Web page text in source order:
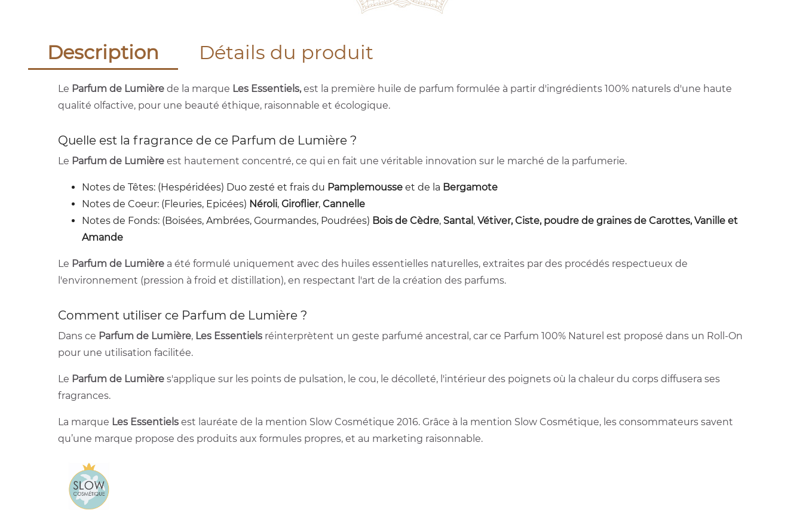
Description Détails du produit
Le Parfum de Lumière de la marque Les Essentiels,est la première huile de parfum formulée à partir d'ingrédients 100% naturels d'une haute
qualité olfactive, pour une beauté éthique, raisonnable et écologique.
Quelle est la fragrance de ce Parfum de Lumière ?
Le Parfum de Lumière est hautement concentré, ce qui en fait une véritable innovation sur le marché de la parfumerie.
Notes de Têtes: (Hespéridées) Duo zesté et frais du Pamplemousse et de la Bergamote
Notes de Coeur: (Fleuries, Epicées) Néroli, Giroflier, Cannelle
Notes de Fonds: (Boisées, Ambrées, Gourmandes, Poudrées) Bois de Cèdre, Santal , Vétiver, Ciste, poudre de graines de Carottes, Vanille et
Amande
Le Parfum de Lumière a été formulé uniquement avec des huiles essentielles naturelles, extraites par des procédés respectueux de
l'environnement (pression à froid et distillation), en respectant l'art de la création des parfums.
Comment utiliser ce Parfum de Lumière ?
Dans ce Parfum de Lumière, Les Essentiels réinterprètent un geste parfumé ancestral, car ce Parfum 100% Naturel est proposé dans un Roll-On
pour une utilisation facilitée.
Le Parfum de Lumière s'applique sur les points de pulsation, le cou, le décolleté, l'intérieur des poignets où la chaleur du corps diffusera ses
fragrances.
La marque Les Essentiels est lauréate de la mention Slow Cosmétique 2016. Grâce à la mention Slow Cosmétique, les consommateurs savent
qu’une marque propose des produits aux formules propres, et au marketing raisonnable.